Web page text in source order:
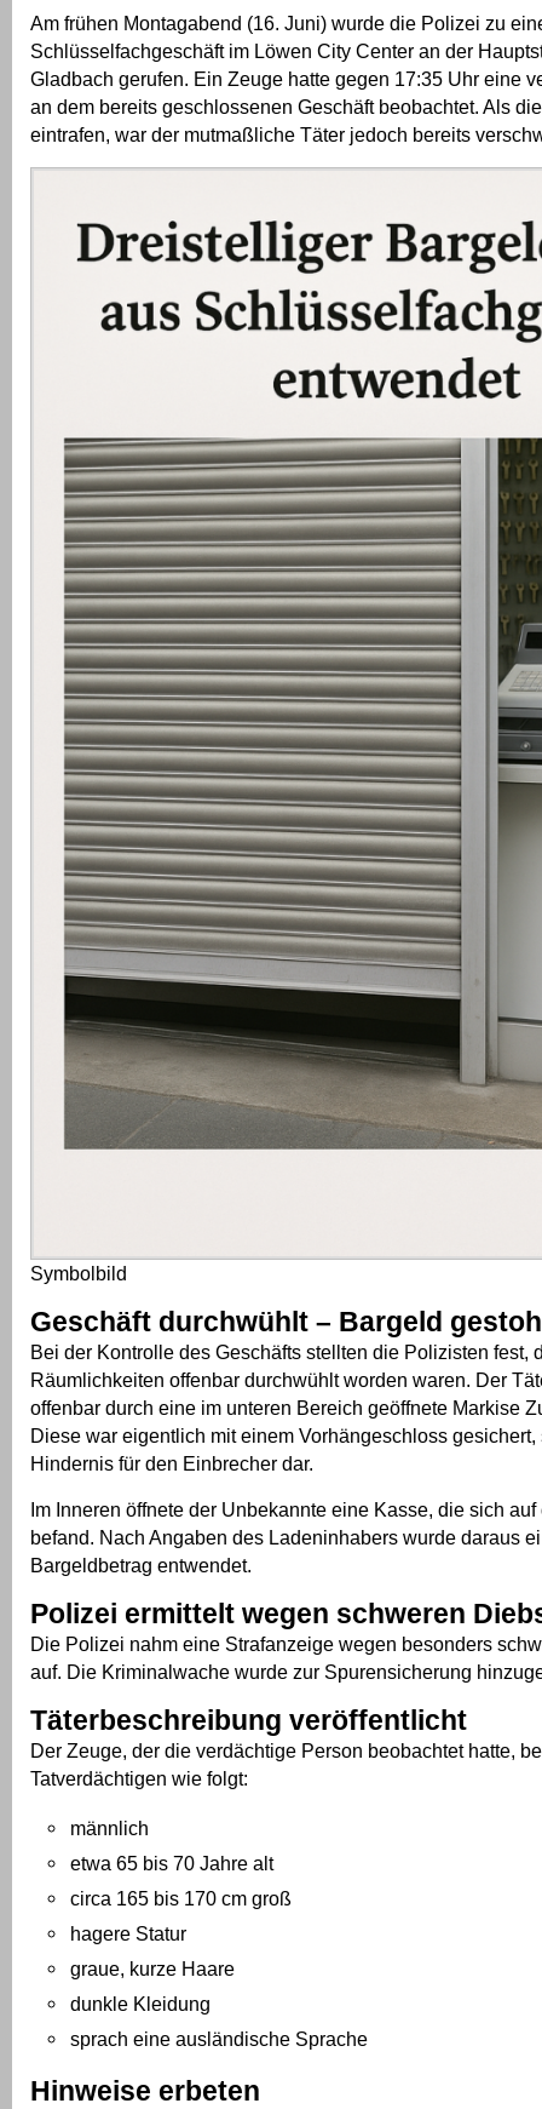
Am frühen Montagabend (16. Juni) wurde die Polizei zu
Schlüsselfachgeschäft im Löwen City Center an der
Gladbach gerufen. Ein Zeuge hatte gegen 17:35 Uhr eine
an dem bereits geschlossenen Geschäft beobachtet. Als
eintrafen, war der mutmaßliche Täter jedoch bereits
Symbolbild
Geschäft durchwühlt – Bargeld
Bei der Kontrolle des Geschäfts stellten die Polizisten fest,
Räumlichkeiten offenbar durchwühlt worden waren. Der
offenbar durch eine im unteren Bereich geöffnete Markise
Diese war eigentlich mit einem Vorhängeschloss
Hindernis für den Einbrecher dar.
Im Inneren öffnete der Unbekannte eine Kasse, die sich
befand. Nach Angaben des Ladeninhabers wurde daraus
Bargeldbetrag entwendet.
Polizei ermittelt wegen schweren
Die Polizei nahm eine Strafanzeige wegen besonders
auf. Die Kriminalwache wurde zur Spurensicherung
Täterbeschreibung veröffentlicht
Der Zeuge, der die verdächtige Person beobachtet hatte,
Tatverdächtigen wie folgt:
männlich
etwa 65 bis 70 Jahre alt
circa 165 bis 170 cm groß
hagere Statur
graue, kurze Haare
dunkle Kleidung
sprach eine ausländische Sprache
Hinweise erbeten